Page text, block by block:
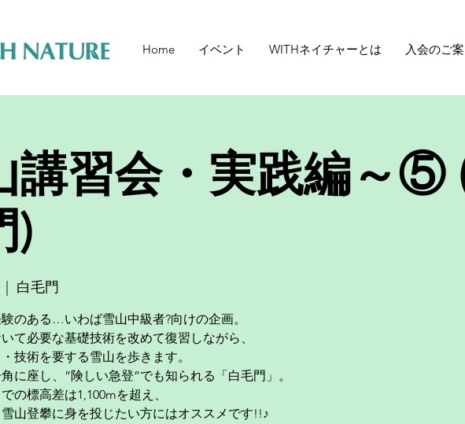
Home イベント WITHネイチャーとは 入会のご
講習会・実践編～⑤
)
白毛門
のある…いわば雪山中級者?向けの企画。
て必要な基礎技術を改めて復習しながら、
技術を要する雪山を歩きます。
に座し、”険しい急登”でも知られる「白毛門」。
の標高差は1,100mを超え、
山登攀に身を投じたい方にはオススメです!!♪